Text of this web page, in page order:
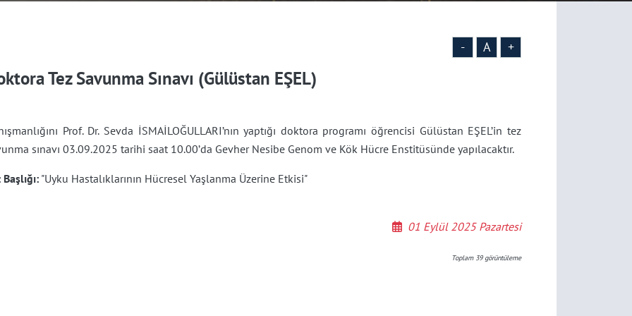
- A +
Tez Savunma Sınavı (Gülüstan EŞEL)
Prof. Dr. Sevda İSMAİLOĞULLARI’nın yaptığı doktora programı öğrencisi Gülüstan EŞEL’in tez
sınavı 03.09.2025 tarihi saat 10.00’da Gevher Nesibe Genom ve Kök Hücre Enstitüsünde yapılacaktır.
Başlığı: "Uyku Hastalıklarının Hücresel Yaşlanma Üzerine Etkisi"
01 Eylül 2025 Pazartesi
Toplam 39görüntüleme